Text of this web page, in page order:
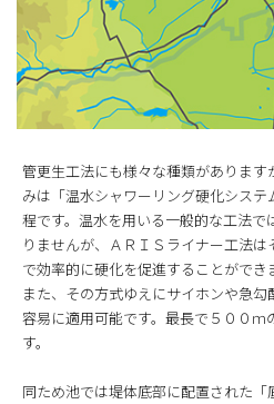
管更生工法にも様々な種類がありま
みは「温水シャワーリング硬化シス
程です。温水を用いる一般的な工法
りませんが、ＡＲＩＳライナー工法
で効率的に硬化を促進することができ
また、その方式ゆえにサイホンや急
容易に適用可能です。最長で５００ｍ
す。
同ため池では堤体底部に配置された